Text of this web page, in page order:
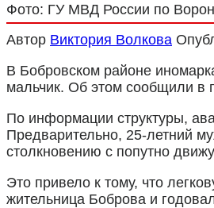
Фото: ГУ МВД России по
Автор Виктория Волкова
В Бобровском районе
мальчик. Об этом сообщили в
По информации структуры,
Предварительно, 25-летний
столкновению с попутно
Это привело к тому, что
жительница Боброва и